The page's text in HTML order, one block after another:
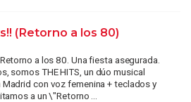
(Retorno a los 80)
a los 80. Una fiesta asegurada.
somos THE HITS, un dúo musical
Madrid con voz femenina + teclados y
a un \"Retorno ...